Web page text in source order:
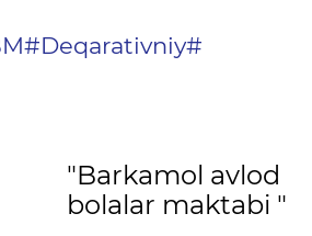
"Barkamol avlod
bolalar maktabi "